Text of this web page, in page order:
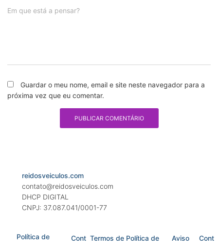
Em que está a pensar?
Guardar o meu nome, email e site neste navegador para a
próxima vez que eu comentar.
reidosveiculos.com
contato@reidosveiculos.com
DHCP DIGITAL
CNPJ: 37.087.041/0001-77
Política de
Cont Termos de Política de
Aviso
Cont